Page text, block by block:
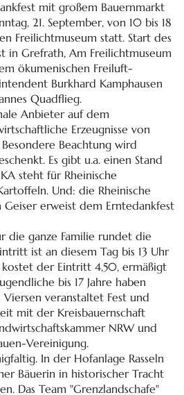
mit großem Bauernmarkt
21. September, von 10 bis 18
Freilichtmuseum statt. Start des
in Grefrath, Am Freilichtmuseum
ökumenischen Freiluft-
Burkhard Kamphausen
Quadflieg.
Anbieter auf dem
Erzeugnisse von
Beachtung wird
Es gibt u.a. einen Stand
steht für Rheinische
Und: die Rheinische
erweist dem Erntedankfest
die ganze Familie rundet die
ist an diesem Tag bis 13 Uhr
kostet der Eintritt 4,50, ermäßigt
bis 17 Jahre haben
veranstaltet Fest und
mit der Kreisbauernschaft
NRW und
Vereinigung.
In der Hofanlage Rasseln
Bäuerin in historischer Tracht
Das Team "Grenzlandschafe"